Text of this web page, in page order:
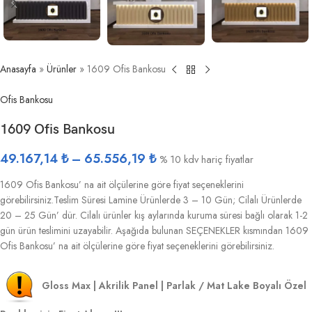
Anasayfa » Ürünler » 1609 Ofis Bankosu
Ofis Bankosu
1609 Ofis Bankosu
49.167,14₺ – 65.556,19 ₺ % 10 kdv hariç fiyatlar
1609 Ofis Bankosu’ na ait ölçülerine göre fiyat seçeneklerini
görebilirsiniz.Teslim Süresi Lamine Ürünlerde 3 – 10 Gün; Cilalı Ürünlerde
20 – 25 Gün’ dür. Cilalı ürünler kış aylarında kuruma süresi bağlı olarak 1-2
gün ürün teslimini uzayabilir. Aşağıda bulunan SEÇENEKLER kısmından 1609
Ofis Bankosu’ na ait ölçülerine göre fiyat seçeneklerini görebilirsiniz.
Gloss Max | Akrilik Panel | Parlak / Mat Lake Boyalı Özel